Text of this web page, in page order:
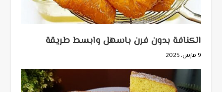
الكنافة بدون فرن باسهل وابسط طريقة
9 مارس، 2025